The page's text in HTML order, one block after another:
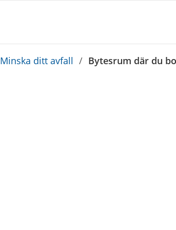
Minska ditt avfall / Bytesrum där du